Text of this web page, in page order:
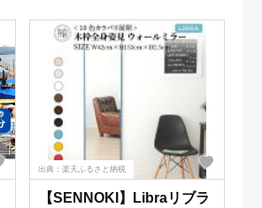
出典：楽天ふるさと納税
【SENNOKI】Libraリブラ